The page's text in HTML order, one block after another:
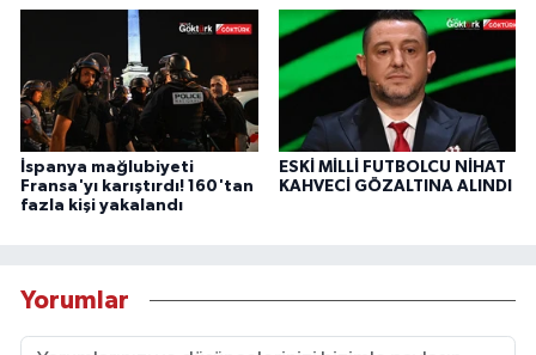
İspanya mağlubiyeti
Fransa'yı karıştırdı! 160'tan
fazla kişi yakalandı
ESKİ MİLLİ FUTBOLCU NİHAT
KAHVECİ GÖZALTINA ALINDI
Yorumlar